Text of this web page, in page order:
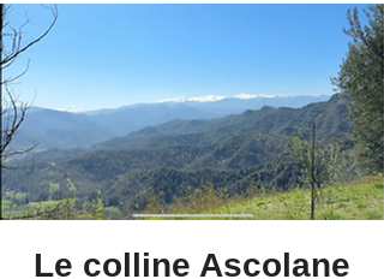
Le colline Ascolane